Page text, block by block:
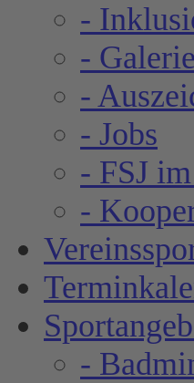
-
- Galerie
-
- Jobs
- FSJ
-
-